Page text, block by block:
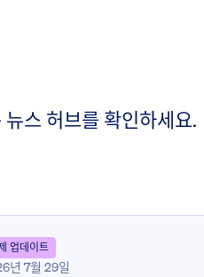
스 허브를 확인하세요.
업데이트
년 7월 29일